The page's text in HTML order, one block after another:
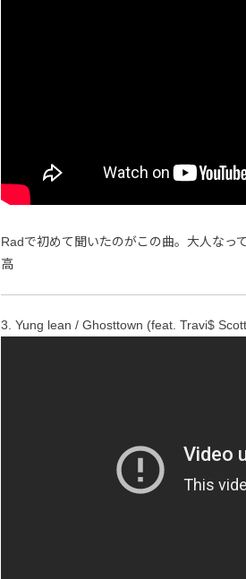
Radで初めて聞いたのがこの曲。大人なっ
高
3. Yung lean / Ghosttown (feat. Travi$